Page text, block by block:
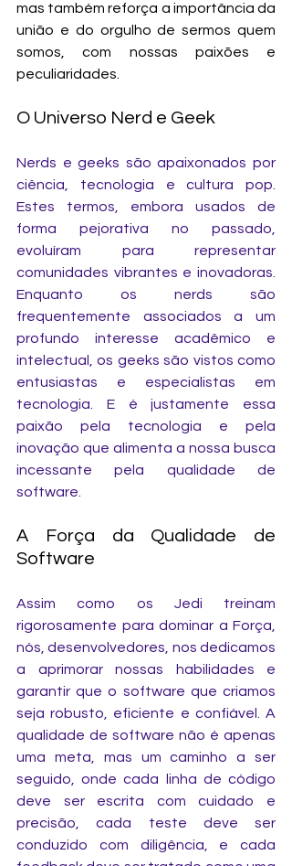
mas também reforça a importância da
união e do orgulho de sermos quem
somos, com nossas paixões e
peculiaridades.
O Universo Nerd e Geek
Nerds e geeks são apaixonados por
ciência, tecnologia e cultura pop.
Estes termos, embora usados de
forma pejorativa no passado,
evoluíram para representar
comunidades vibrantes e inovadoras.
Enquanto os nerds são
frequentemente associados a um
profundo interesse acadêmico e
intelectual, os geeks são vistos como
entusiastas e especialistas em
tecnologia. E é justamente essa
paixão pela tecnologia e pela
inovação que alimenta a nossa busca
incessante pela qualidade de
software.
A Força da Qualidade de
Software
Assim como os Jedi treinam
rigorosamente para dominar a Força,
nós, desenvolvedores, nos dedicamos
a aprimorar nossas habilidades e
garantir que o software que criamos
seja robusto, eficiente e confiável. A
qualidade de software não é apenas
uma meta, mas um caminho a ser
seguido, onde cada linha de código
deve ser escrita com cuidado e
precisão, cada teste deve ser
conduzido com diligência, e cada